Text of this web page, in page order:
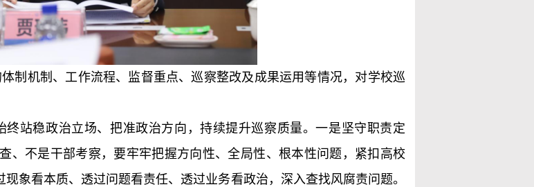
制机制、工作流程、监督重点、巡察整改及成果运用等情况，对学校巡
站稳政治立场、把准政治方向，持续提升巡察质量。一是坚守职责定
、不是干部考察，要牢牢把握方向性、全局性、根本性问题，紧扣高校
象看本质、透过问题看责任、透过业务看政治，深入查找风腐责问题。